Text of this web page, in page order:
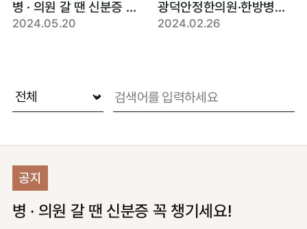
병 · 의원 갈 땐 신분증 꼭 챙기세요!
2024.05.20
광덕안정한의원·한방병원 비대면 처방 가능합니다.
2024.02.26
공지
병 · 의원 갈 땐 신분증 꼭 챙기세요!